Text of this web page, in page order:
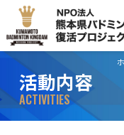
活動内容
ACTIVITIES
ホーム
ごあいさつ